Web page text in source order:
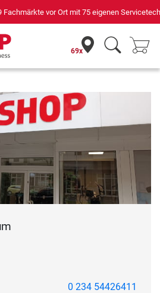
mit 75 eigenen Servicetechnikern
69x
0 234 54426411